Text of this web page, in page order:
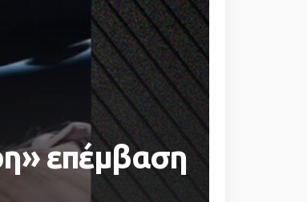
επέμβαση